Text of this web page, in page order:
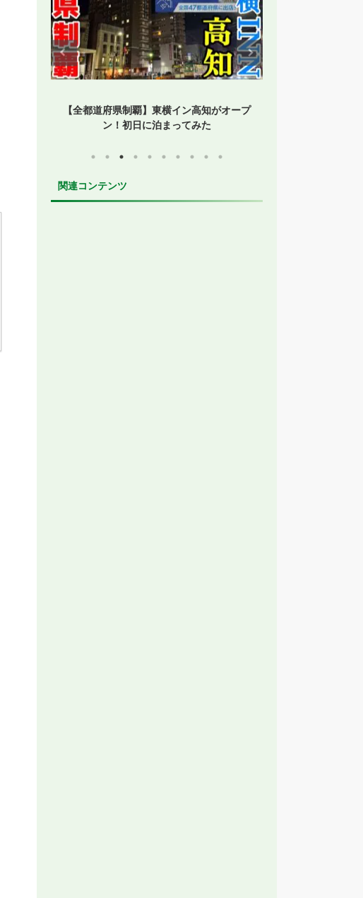
【全都道府県制覇】東横イン高知がオープ
ン！初日に泊まってみた
関連コンテンツ